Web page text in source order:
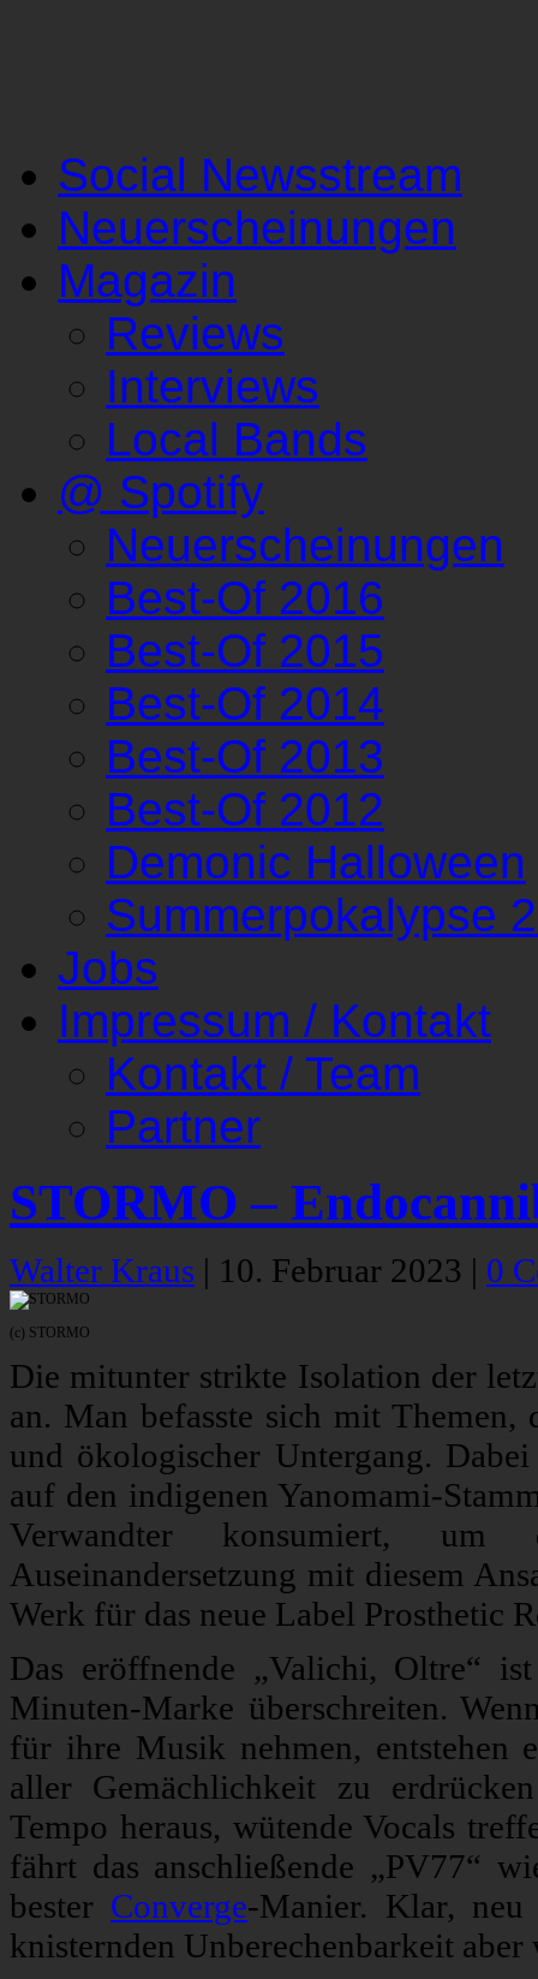
Social Newsstream
Neuerscheinungen
Magazin
Reviews
Interviews
Local Bands
@ Spotify
Neuerscheinungen
Best-Of 2016
Best-Of 2015
Best-Of 2014
Best-Of 2013
Best-Of 2012
Demonic Halloween
Summerpokalypse
Jobs
Impressum / Kontakt
Kontakt / Team
Partner
STORMO –
Walter Kraus | 10. Februar 2023 | 0
(c) STORMO
Die mitunter strikte Isolation der
an. Man befasste sich mit
und ökologischer Untergang.
auf den indigenen Yanomami-
Verwandter konsumiert,
Auseinandersetzung mit diesem
Werk für das neue Label Prosthetic
Das eröffnende „Valichi, Oltre“
Minuten-Marke überschreiten.
für ihre Musik nehmen, entstehen
aller Gemächlichkeit zu
Tempo heraus, wütende Vocals
fährt das anschließende „PV77“
bester Converge-Manier. Klar,
knisternden Unberechenbarkeit